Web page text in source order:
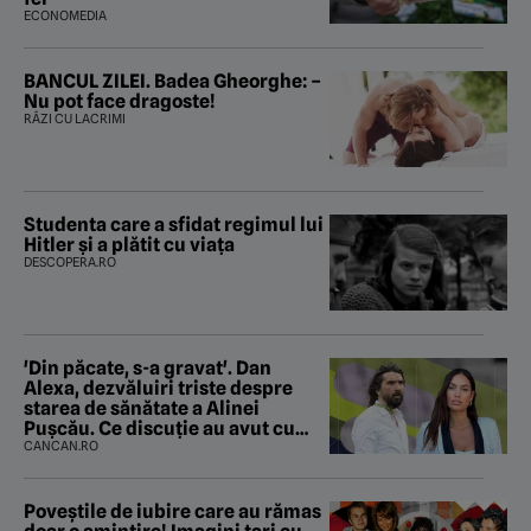
ECONOMEDIA
BANCUL ZILEI. Badea Gheorghe: –
Nu pot face dragoste!
RÂZI CU LACRIMI
Studenta care a sfidat regimul lui
Hitler și a plătit cu viața
DESCOPERA.RO
'Din păcate, s-a gravat'. Dan
Alexa, dezvăluiri triste despre
starea de sănătate a Alinei
Pușcău. Ce discuție au avut cu
două zile în urmă
CANCAN.RO
Poveştile de iubire care au rămas